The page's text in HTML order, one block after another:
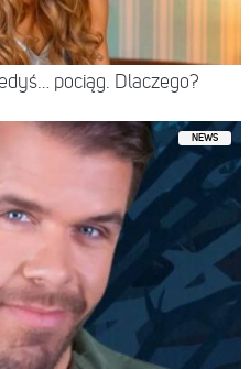
pociąg. Dlaczego?
NEWS